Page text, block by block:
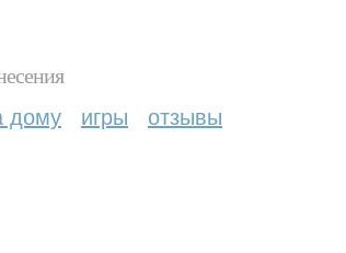
дому игры отзывы